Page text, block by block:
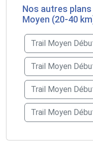
Nos autres
Moyen (20-40
Trail Moyen
Trail Moyen
Trail Moyen
Trail Moyen